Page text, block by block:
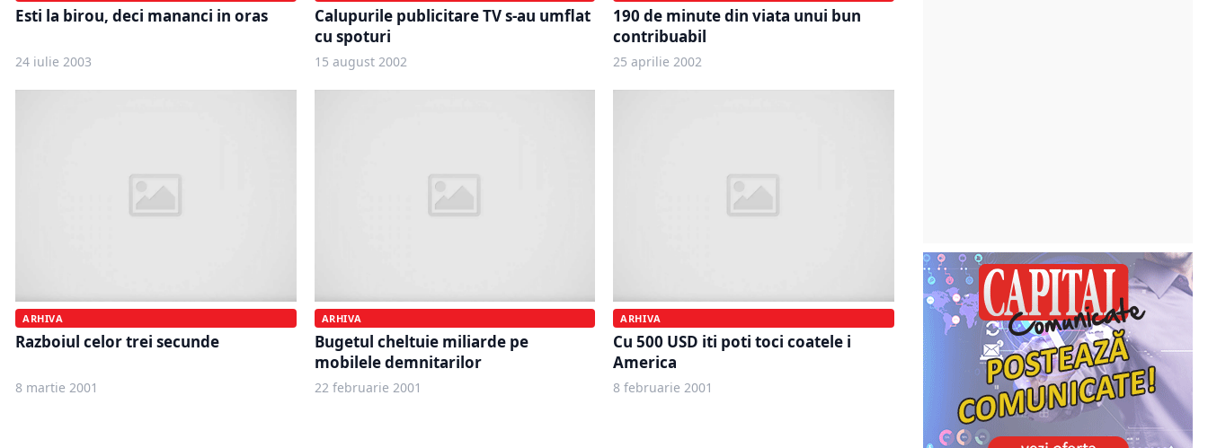
Esti la birou, deci mananci in oras
24 iulie 2003
Calupurile publicitare TV s-au umflat
cu spoturi
15 august 2002
190 de minute din viata unui bun
contribuabil
25 aprilie 2002
ARHIVA
Razboiul celor trei secunde
8 martie 2001
ARHIVA
Bugetul cheltuie miliarde pe
mobilele demnitarilor
22 februarie 2001
ARHIVA
Cu 500 USD iti poti toci coatele i
America
8 februarie 2001